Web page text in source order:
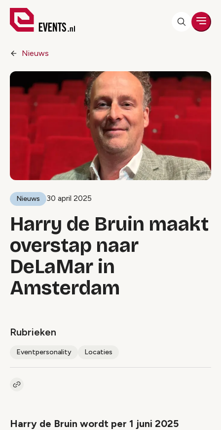
Nieuws
Nieuws 30 april 2025
Harry de Bruin maakt
overstap naar
DeLaMar in
Amsterdam
Rubrieken
Eventpersonality Locaties
Kopieer link naar artikel
Harry de Bruin wordt per 1 juni 2025